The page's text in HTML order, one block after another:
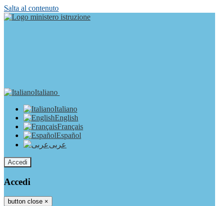
Salta al contenuto
Italiano
Italiano
English
Français
Español
عربى
Accedi
Accedi
button close ×